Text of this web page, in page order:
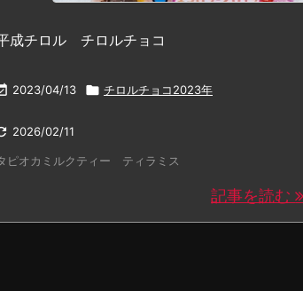
成チロル チロルチョコ
2023/04/13  チロルチョコ2023年
2026/02/11
ピオカミルクティー ティラミス
記事を読む